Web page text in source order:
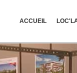
ACCUEIL